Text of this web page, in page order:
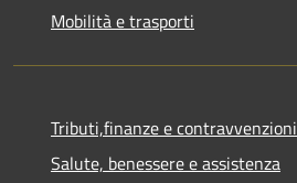
Mobilità e trasporti
Tributi,finanze e contravvenzioni
Salute, benessere e assistenza